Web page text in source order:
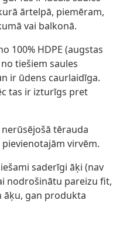
ārtelpā, piemēram,
vai balkonā.
100% HDPE (augstas
tiešiem saules
ir ūdens caurlaidīga.
tas ir izturīgs pret
tērauda
virvēm.
saderīgi āķi (nav
nodrošinātu pareizu fit,
āķu, gan produkta